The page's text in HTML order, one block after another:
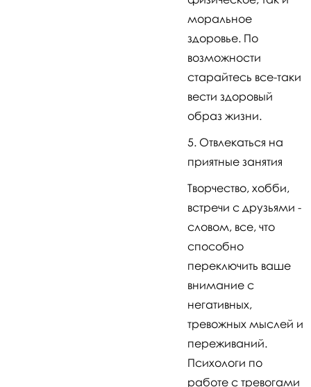
моральное
здоровье. По
возможности
старайтесь все-таки
вести здоровый
образ жизни.
Отвлекаться на
приятные занятия
Творчество, хобби,
встречи с друзьями -
словом, все, что
способно
переключить ваше
внимание с
негативных,
тревожных мыслей и
переживаний.
Психологи по
работе с тревогами